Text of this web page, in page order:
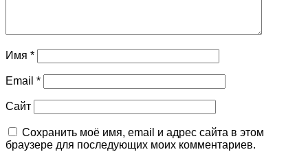
Имя *
Email *
Сайт
Сохранить моё имя, email и адрес сайта в этом
браузере для последующих моих комментариев.